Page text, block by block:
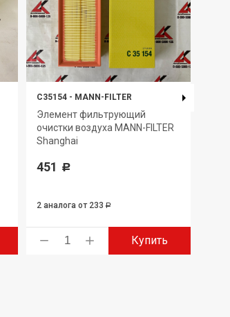
C35154 - MANN-FILTER
Элемент фильтрующий
очистки воздуха MANN-FILTER
Shanghai
451 Р
2 аналога от 233 Р
Купить